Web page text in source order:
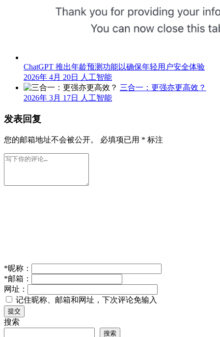
ChatGPT 推出年龄预测功能以确保年轻用户安全体验
2026年 4月 20日
人工智能
三合一：更强亦更高效？
2026年 3月 17日
人工智能
发表回复
您的邮箱地址不会被公开。 必填项已用 * 标注
*昵称：
*邮箱：
网址：
记住昵称、邮箱和网址，下次评论免输入
提交
搜索
搜索